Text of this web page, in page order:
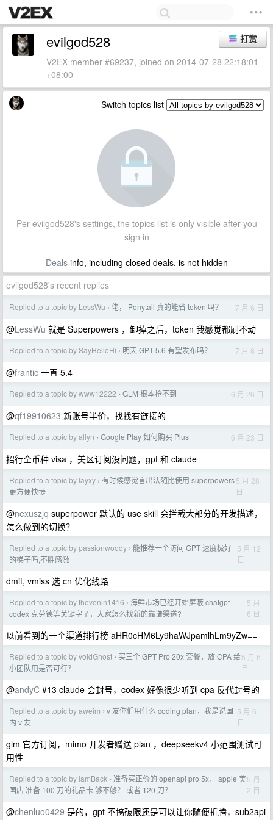
打赏
evilgod528
V2EX member #69237, joined on 2014-07-28 22:18:01
+08:00
Switch topics list
Per evilgod528's settings, the topics list is only visible after you
sign in
Dealsinfo, including closed deals, is not hidden
evilgod528's recent replies
Replied to a topic by LessWu › 佬， Ponytail 真的能省 token 吗？ 7 月 6 日
@LessWu 就是 Superpowers ，卸掉之后，token 我感觉都刷不动
Replied to a topic by SayHelloHi › 明天 GPT-5.6 有望发布吗？ 7 月 6 日
@frantic 一直 5.4
Replied to a topic by www12222 › GLM 根本抢不到 6 月 26 日
@qf19910623 新账号半价，找找有链接的
Replied to a topic by allyn › Google Play 如何购买 Plus 6 月 23 日
招行全币种 visa ，美区订阅没问题，gpt 和 claude
Replied to a topic by layxy › 有时候感觉言出法随比使用 superpowers
更方便快捷
5 月 28
日
@nexuszjq superpower 默认的 use skill 会拦截大部分的开发描述，
怎么做到的切换？
Replied to a topic by passionwoody › 能推荐一个访问 GPT 速度极好
的梯子吗,不胜感激
5 月 12
日
dmit, vmiss 选 cn 优化线路
Replied to a topic by thevenin1416 › 海鲜市场已经开始屏蔽 chatgpt
codex 克劳德等关键字了，大家怎么找新的靠谱渠道?
5 月
6 日
以前看到的一个渠道排行榜 aHR0cHM6Ly9haWJpamlhLm9yZw==
Replied to a topic by voidGhost › 买三个 GPT Pro 20x 套餐，放 CPA 给
小团队用是否可行？
5 月 6
日
@andyC #13 claude 会封号，codex 好像很少听到 cpa 反代封号的
Replied to a topic by aweim › v 友你们用什么 coding plan，我是说国
内 v 友
5 月 6
日
glm 官方订阅，mimo 开发者赠送 plan ，deepseekv4 小范围测试可
用性
Replied to a topic by IamBack › 准备买正价的 openapi pro 5x， apple 美
国店 准备 100 刀的礼品卡 够不够？ 或者 120 刀？
5 月
2 日
@chenluo0429 是的，gpt 不搞破限还是可以让你随便折腾，sub2api